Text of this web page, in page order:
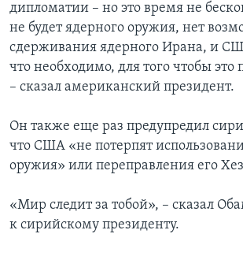
дипломатии – но это время не
не будет ядерного оружия, нет
сдерживания ядерного Ирана, и
что необходимо, для того чтобы это
– сказал американский президент.
Он также еще раз предупредил
что США «не потерпят
оружия» или переправления его
«Мир следит за тобой», – сказал
к сирийскому президенту.